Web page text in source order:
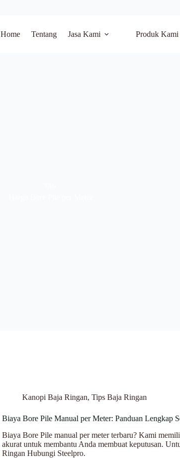
Home Tentang Jasa Kami Produk Kami
Kanopi Baja Ringan,Tips Baja Ringan
Biaya Bore Pile Manual per Meter: Panduan Lengkap
Biaya Bore Pile manual per meter terbaru? Kami
akurat untuk membantu Anda membuat keputusan.
Ringan Hubungi Steelpro.